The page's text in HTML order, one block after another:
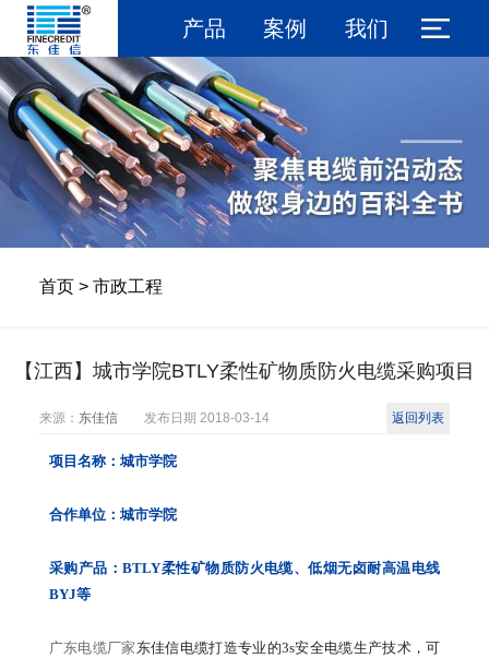
产品 案例 我们
首页 > 市政工程
【江西】城市学院BTLY柔性矿物质防火电缆采购项目
返回列表
来源： 东佳信发布日期 2018-03-14
项目名称：城市学院
合作单位：城市学院
采购产品：BTLY柔性矿物质防火电缆、低烟无卤耐高温电线
BYJ等
广东电缆厂家 东佳信电缆打造专业的3s安全电缆生产技术，可